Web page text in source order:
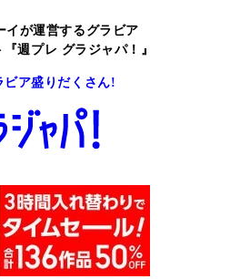
イが運営するグラビア
週プレ グラジャパ！』
ビア盛りだくさん!